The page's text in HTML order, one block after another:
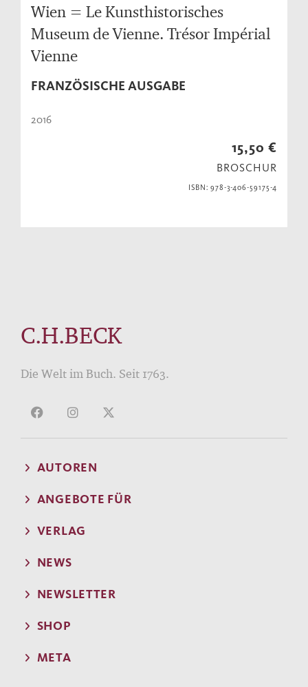
Wien = Le Kunsthistorisches
Museum de Vienne. Trésor Impérial
Vienne
FRANZÖSISCHE AUSGABE
2016
15,50 €
BROSCHUR
ISBN: 978-3-406-59175-4
C.H.BECK
Die Welt im Buch. Seit 1763.
AUTOREN
ANGEBOTE FÜR
VERLAG
NEWS
NEWSLETTER
SHOP
META